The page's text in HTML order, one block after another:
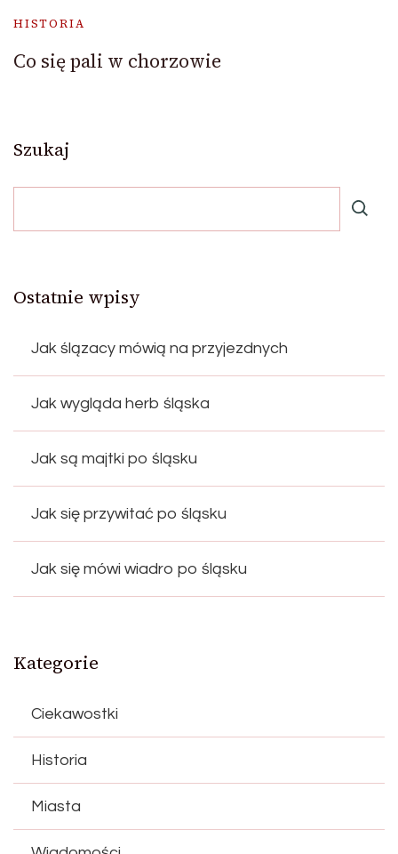
HISTORIA
Co się pali w chorzowie
Szukaj
Ostatnie wpisy
Jak ślązacy mówią na przyjezdnych
Jak wygląda herb śląska
Jak są majtki po śląsku
Jak się przywitać po śląsku
Jak się mówi wiadro po śląsku
Kategorie
Ciekawostki
Historia
Miasta